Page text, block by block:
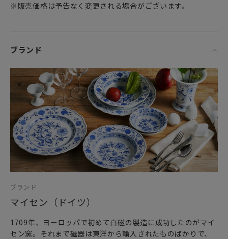
※販売価格は予告なく変更される場合がございます。
ブランド
ブランド
マイセン（ドイツ）
1709年、ヨーロッパで初めて白磁の製造に成功したのがマイ
セン窯。それまで磁器は東洋から輸入されたものばかりで、